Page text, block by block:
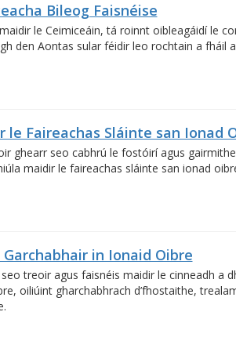
Bileog Faisnéise
le Ceimiceáin, tá roinnt oibleagáidí le
den Aontas sular féidir leo rochtain a fháil
le Faireachas Sláinte san Ionad
ghearr seo cabhrú le fostóirí agus
maidir le faireachas sláinte san ionad
in Ionaid Oibre
treoir agus faisnéis maidir le cinneadh a
oiliúint gharchabhrach d’fhostaithe,